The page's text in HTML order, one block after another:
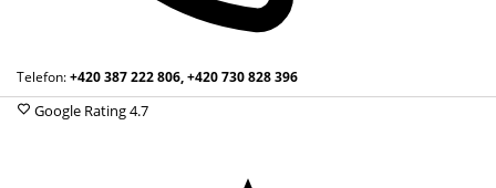
Telefon:+420 387 222 806, +420 730 828 396
Google Rating4.7